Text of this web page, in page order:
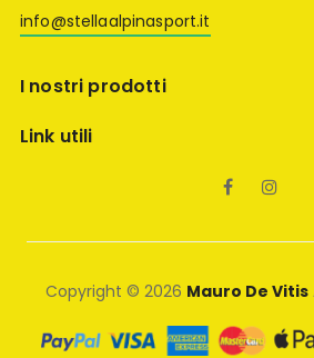
info@stellaalpinasport.it
I nostri prodotti
Link utili
Facebook
Copyright © 2026 Mauro De Vitis